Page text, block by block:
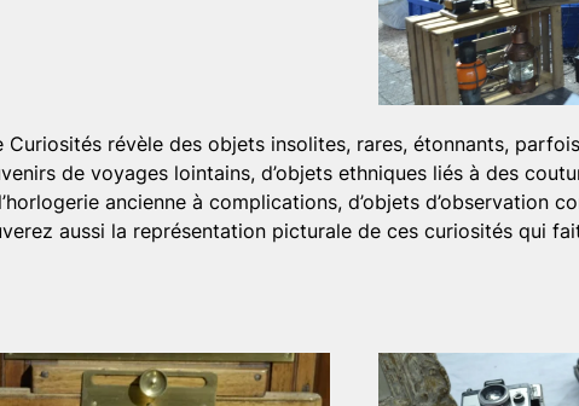
révèle des objets insolites, rares, étonnants,
de voyages lointains, d’objets ethniques liés à des
ancienne à complications, d’objets d’observation
aussi la représentation picturale de ces curiosités qui